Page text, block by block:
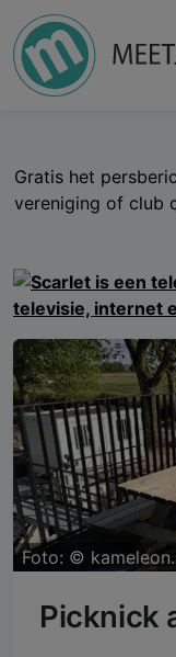
Gratis het
vereniging of club
Foto: ©
Picknick